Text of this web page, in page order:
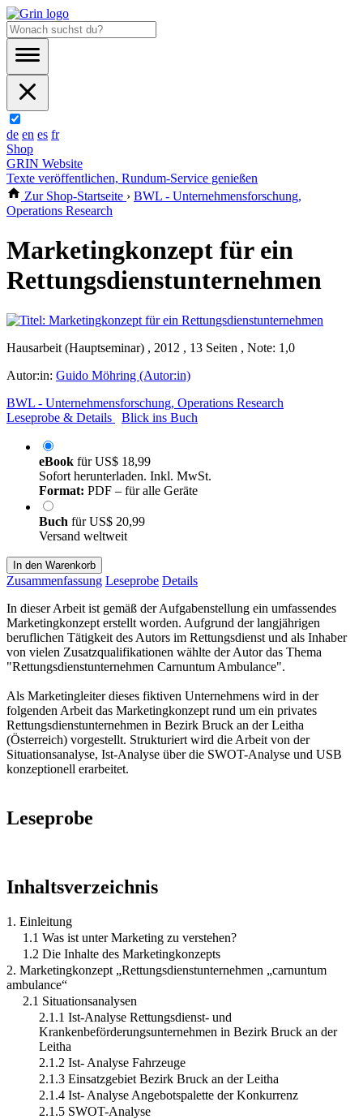
de en es fr
Shop
GRIN Website
Texte veröffentlichen, Rundum-Service genießen
Zur Shop-Startseite › BWL - Unternehmensforschung,
Operations Research
Marketingkonzept für ein
Rettungsdienstunternehmen
Hausarbeit (Hauptseminar) , 2012 , 13 Seiten , Note: 1,0
Autor:in: Guido Möhring (Autor:in)
BWL - Unternehmensforschung, Operations Research
Leseprobe & Details
Blick ins Buch
eBook fürUS$ 18,99
Sofort herunterladen. Inkl. MwSt.
Format: PDF – für alle Geräte
Buch fürUS$ 20,99
Versand weltweit
In den Warenkorb
Zusammenfassung Leseprobe Details
In dieser Arbeit ist gemäß der Aufgabenstellung ein umfassendes
Marketingkonzept erstellt worden. Aufgrund der langjährigen
beruflichen Tätigkeit des Autors im Rettungsdienst und als Inhaber
von vielen Zusatzqualifikationen wählte der Autor das Thema
"Rettungsdienstunternehmen Carnuntum Ambulance".
Als Marketingleiter dieses fiktiven Unternehmens wird in der
folgenden Arbeit das Marketingkonzept rund um ein privates
Rettungsdienstunternehmen in Bezirk Bruck an der Leitha
(Österreich) vorgestellt. Strukturiert wird die Arbeit von der
Situationsanalyse, Ist-Analyse über die SWOT-Analyse und USB
konzeptionell erarbeitet.
Leseprobe
Inhaltsverzeichnis
1. Einleitung
1.1 Was ist unter Marketing zu verstehen?
1.2 Die Inhalte des Marketingkonzepts
2. Marketingkonzept „Rettungsdienstunternehmen „carnuntum
ambulance“
2.1 Situationsanalysen
2.1.1 Ist-Analyse Rettungsdienst- und
Krankenbeförderungsunternehmen in Bezirk Bruck an der
Leitha
2.1.2 Ist- Analyse Fahrzeuge
2.1.3 Einsatzgebiet Bezirk Bruck an der Leitha
2.1.4 Ist- Analyse Angebotspalette der Konkurrenz
2.1.5 SWOT-Analyse